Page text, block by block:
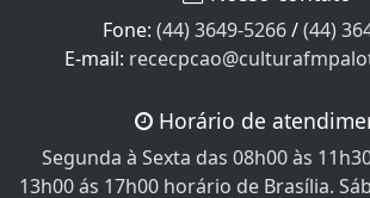
Horário de
13h00 ás 17h00 horário de Brasília.